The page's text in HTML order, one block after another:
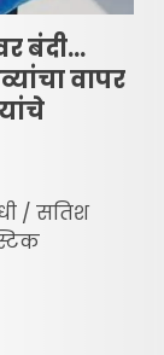
बंदी…
वापर
/ सतिश